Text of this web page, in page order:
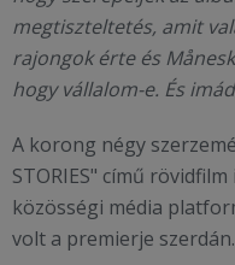
megtiszteltetés, amit
rajongok érte és
hogy vállalom-e. És
A korong négy
STORIES" című
közösségi média
volt a premierje szerdán.